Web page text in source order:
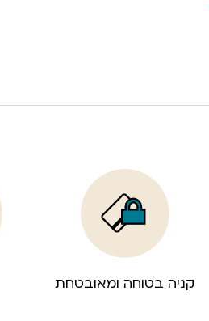
קניה בטוחה ומאובטחת